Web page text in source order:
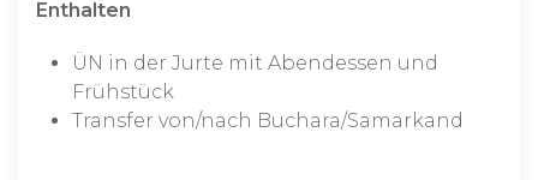
Enthalten
ÜN in der Jurte mit Abendessen und
Frühstück
Transfer von/nach Buchara/Samarkand